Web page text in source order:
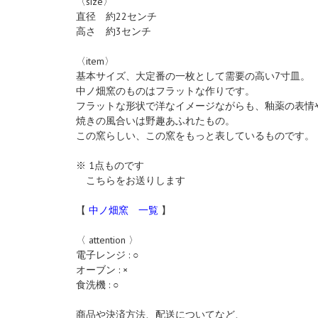
直径 約22センチ
高さ 約3センチ
〈item〉
基本サイズ、大定番の一枚として需要の高い7寸皿。
中ノ畑窯のものはフラットな作りです。
フラットな形状で洋なイメージながらも、釉薬の表情
焼きの風合いは野趣あふれたもの。
この窯らしい、この窯をもっと表しているものです。
※ 1点ものです
こちらをお送りします
【 中ノ畑窯 一覧 】
〈 attention 〉
電子レンジ : ○
オーブン : ×
食洗機 : ○
商品や決済方法、配送についてなど、